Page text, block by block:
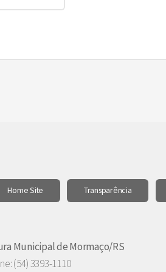
Home Site Transparência
Municipal de Mormaço/RS
(54) 3393-1110